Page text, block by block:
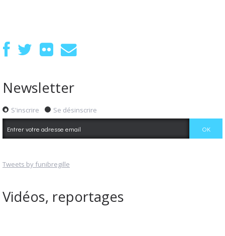
Newsletter
S'inscrire Se désinscrire
Tweets by funibregille
Vidéos, reportages